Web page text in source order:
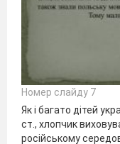
Номер слайду 7
Як і багато дітей
ст., хлопчик
російському